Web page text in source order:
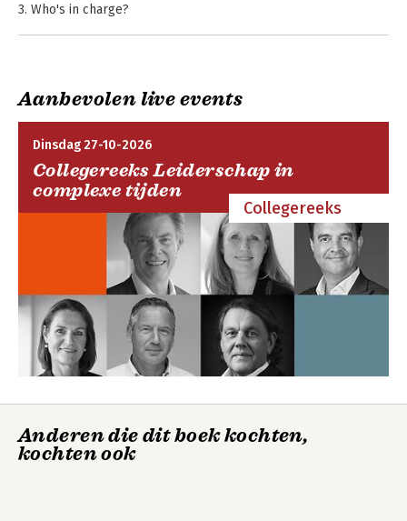
3. Who's in charge?
8. Introspection and self-narratives
9. Looking outward to know ourselves
10. Observing and changing our behaviour
Notes
Bibliography
Index
Aanbevolen live events
Dinsdag 27-10-2026
Collegereeks Leiderschap in
complexe tijden
Collegereeks
Anderen die dit boek kochten,
kochten ook